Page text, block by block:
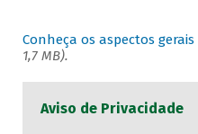
Conheça os aspectos
1,7 MB).
Aviso de Privacidade